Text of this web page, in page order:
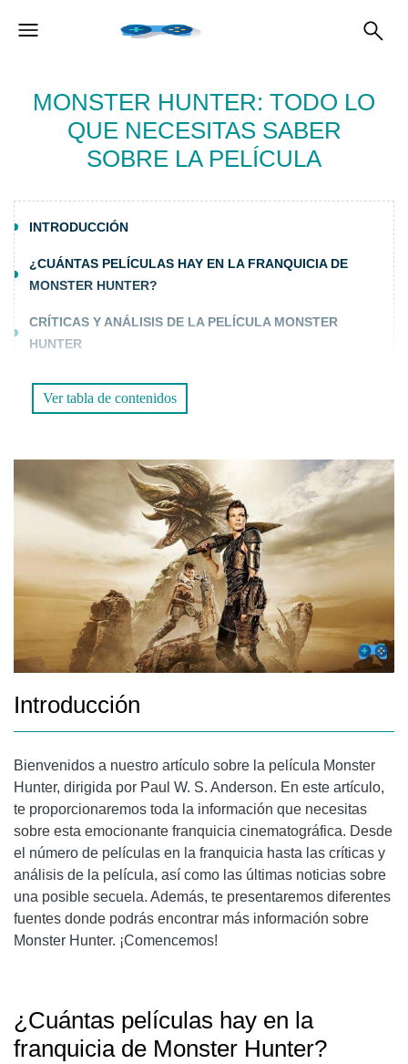
MONSTER HUNTER: TODO LO
QUE NECESITAS SABER
SOBRE LA PELÍCULA
INTRODUCCIÓN
¿CUÁNTAS PELÍCULAS HAY EN LA FRANQUICIA DE
MONSTER HUNTER?
CRÍTICAS Y ANÁLISIS DE LA PELÍCULA MONSTER
HUNTER
POSIBLE SECUELA DE MONSTER HUNTER
PREGUNTAS FRECUENTES (FAQS)
2. ¿DÓNDE PUEDO VER LA PELÍCULA MONSTER HUNTER?
CONCLUSIÓN
Ver tabla de contenidos
Introducción
Bienvenidos a nuestro artículo sobre la película Monster
Hunter, dirigida por Paul W. S. Anderson. En este artículo,
te proporcionaremos toda la información que necesitas
sobre esta emocionante franquicia cinematográfica. Desde
el número de películas en la franquicia hasta las críticas y
análisis de la película, así como las últimas noticias sobre
una posible secuela. Además, te presentaremos diferentes
fuentes donde podrás encontrar más información sobre
Monster Hunter. ¡Comencemos!
¿Cuántas películas hay en la
franquicia de Monster Hunter?